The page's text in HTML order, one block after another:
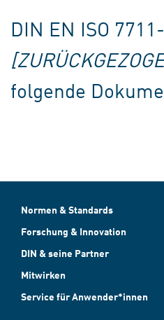
DIN EN ISO
folgende
Normen & Standards
Forschung & Innovation
DIN & seine Partner
Mitwirken
Service für Anwender*innen